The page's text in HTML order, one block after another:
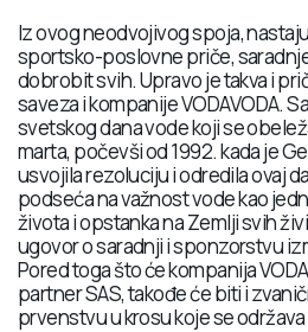
Iz ovog neodvojivog spoja,
sportsko-poslovne priče,
dobrobit svih. Upravo je takva i
saveza i kompanije VODAVODA.
svetskog dana vode koji se
marta, počevši od 1992. kada je
usvojila rezoluciju i odredila ovaj
podseća na važnost vode kao
života i opstanka na Zemlji svih
ugovor o saradnji i sponzorstvu
Pored toga što će kompanija
partner SAS, takođe će biti i
prvenstvu u krosu koje se